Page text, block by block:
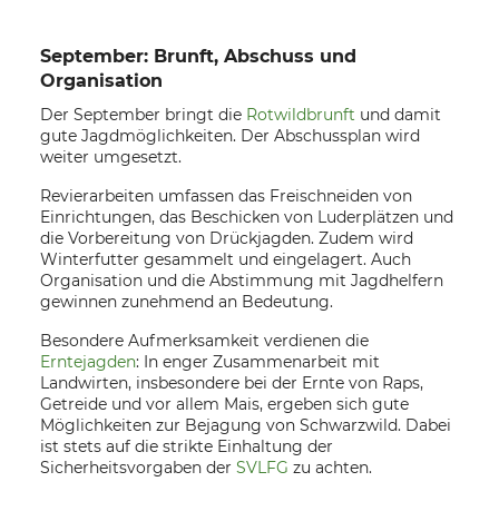
September: Brunft, Abschuss und
Organisation
Der September bringt die Rotwildbrunft und damit
gute Jagdmöglichkeiten. Der Abschussplan wird
weiter umgesetzt.
Revierarbeiten umfassen das Freischneiden von
Einrichtungen, das Beschicken von Luderplätzen und
die Vorbereitung von Drückjagden. Zudem wird
Winterfutter gesammelt und eingelagert. Auch
Organisation und die Abstimmung mit Jagdhelfern
gewinnen zunehmend an Bedeutung.
Besondere Aufmerksamkeit verdienen die
Erntejagden: In enger Zusammenarbeit mit
Landwirten, insbesondere bei der Ernte von Raps,
Getreide und vor allem Mais, ergeben sich gute
Möglichkeiten zur Bejagung von Schwarzwild. Dabei
ist stets auf die strikte Einhaltung der
Sicherheitsvorgaben der SVLFG zu achten.